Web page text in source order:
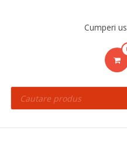
Cumperi
Products
search